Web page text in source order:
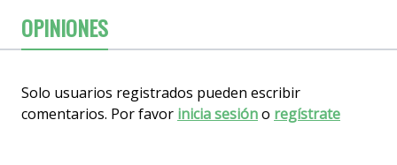
OPINIONES
Solo usuarios registrados pueden escribir
comentarios. Por favor inicia sesióno regístrate